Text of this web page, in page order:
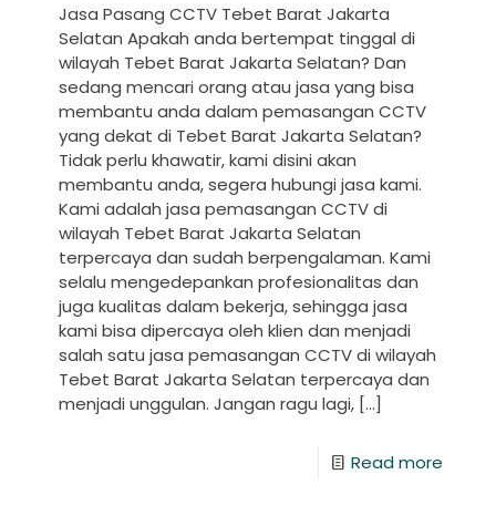
Jasa Pasang CCTV Tebet Barat Jakarta
Selatan Apakah anda bertempat tinggal di
wilayah Tebet Barat Jakarta Selatan? Dan
sedang mencari orang atau jasa yang bisa
membantu anda dalam pemasangan CCTV
yang dekat di Tebet Barat Jakarta Selatan?
Tidak perlu khawatir, kami disini akan
membantu anda, segera hubungi jasa kami.
Kami adalah jasa pemasangan CCTV di
wilayah Tebet Barat Jakarta Selatan
terpercaya dan sudah berpengalaman. Kami
selalu mengedepankan profesionalitas dan
juga kualitas dalam bekerja, sehingga jasa
kami bisa dipercaya oleh klien dan menjadi
salah satu jasa pemasangan CCTV di wilayah
Tebet Barat Jakarta Selatan terpercaya dan
menjadi unggulan. Jangan ragu lagi, […]
Read more